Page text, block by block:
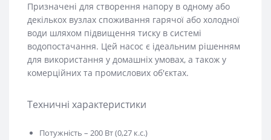
Призначені для створення напору в одному або
декількох вузлах споживання гарячої або холодної
води шляхом підвищення тиску в системі
водопостачання. Цей насос є ідеальним рішенням
для використання у домашніх умовах, а також у
комерційних та промислових об'єктах.
Техничні характеристики
Потужність – 200 Вт (0,27 к.с.)